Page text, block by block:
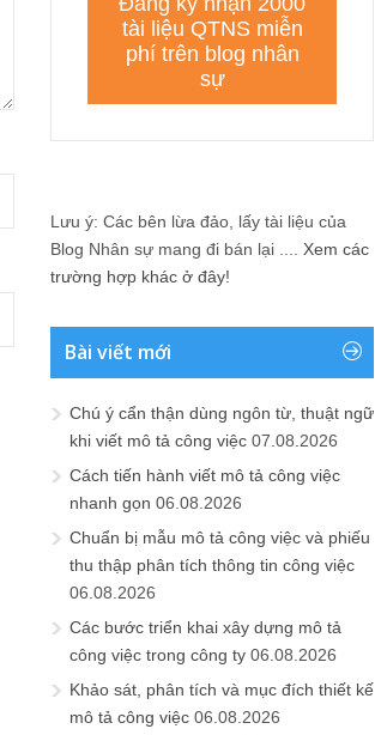
Lưu ý: Các bên lừa đảo, lấy tài liệu của
Blog Nhân sự mang đi bán lại .... Xem các
trường hợp khác ở đây!
Bài viết mới
Chú ý cẩn thận dùng ngôn từ, thuật ngữ
khi viết mô tả công việc 07.08.2026
Cách tiến hành viết mô tả công việc
nhanh gọn 06.08.2026
Chuẩn bị mẫu mô tả công việc và phiếu
thu thập phân tích thông tin công việc
06.08.2026
Các bước triển khai xây dựng mô tả
công việc trong công ty 06.08.2026
Khảo sát, phân tích và mục đích thiết kế
mô tả công việc 06.08.2026